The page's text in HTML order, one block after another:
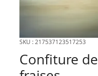
SKU : 217537123517253
Confiture de